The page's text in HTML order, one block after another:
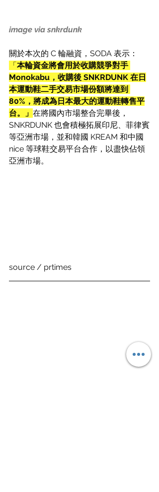
image via snkrdunk
關於本次的 C 輪融資，SODA 表示：
「本輪資金將會用於收購競爭對手
Monokabu，收購後 SNKRDUNK 在日
本運動鞋二手交易市場份額將達到
80%，將成為日本最大的運動鞋轉售平
台。」 在將國內市場整合完畢後，
SNKRDUNK 也會積極拓展印尼、菲律賓
等亞洲市場，並和韓國 KREAM 和中國
nice 等球鞋交易平台合作，以盡快佔領
亞洲市場。
source / prtimes